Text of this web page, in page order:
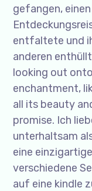
gefangen,
entfaltete und
anderen
looking out
enchantment,
all its beauty
promise. Ich
unterhaltsam
eine
verschiedene
auf eine kindle